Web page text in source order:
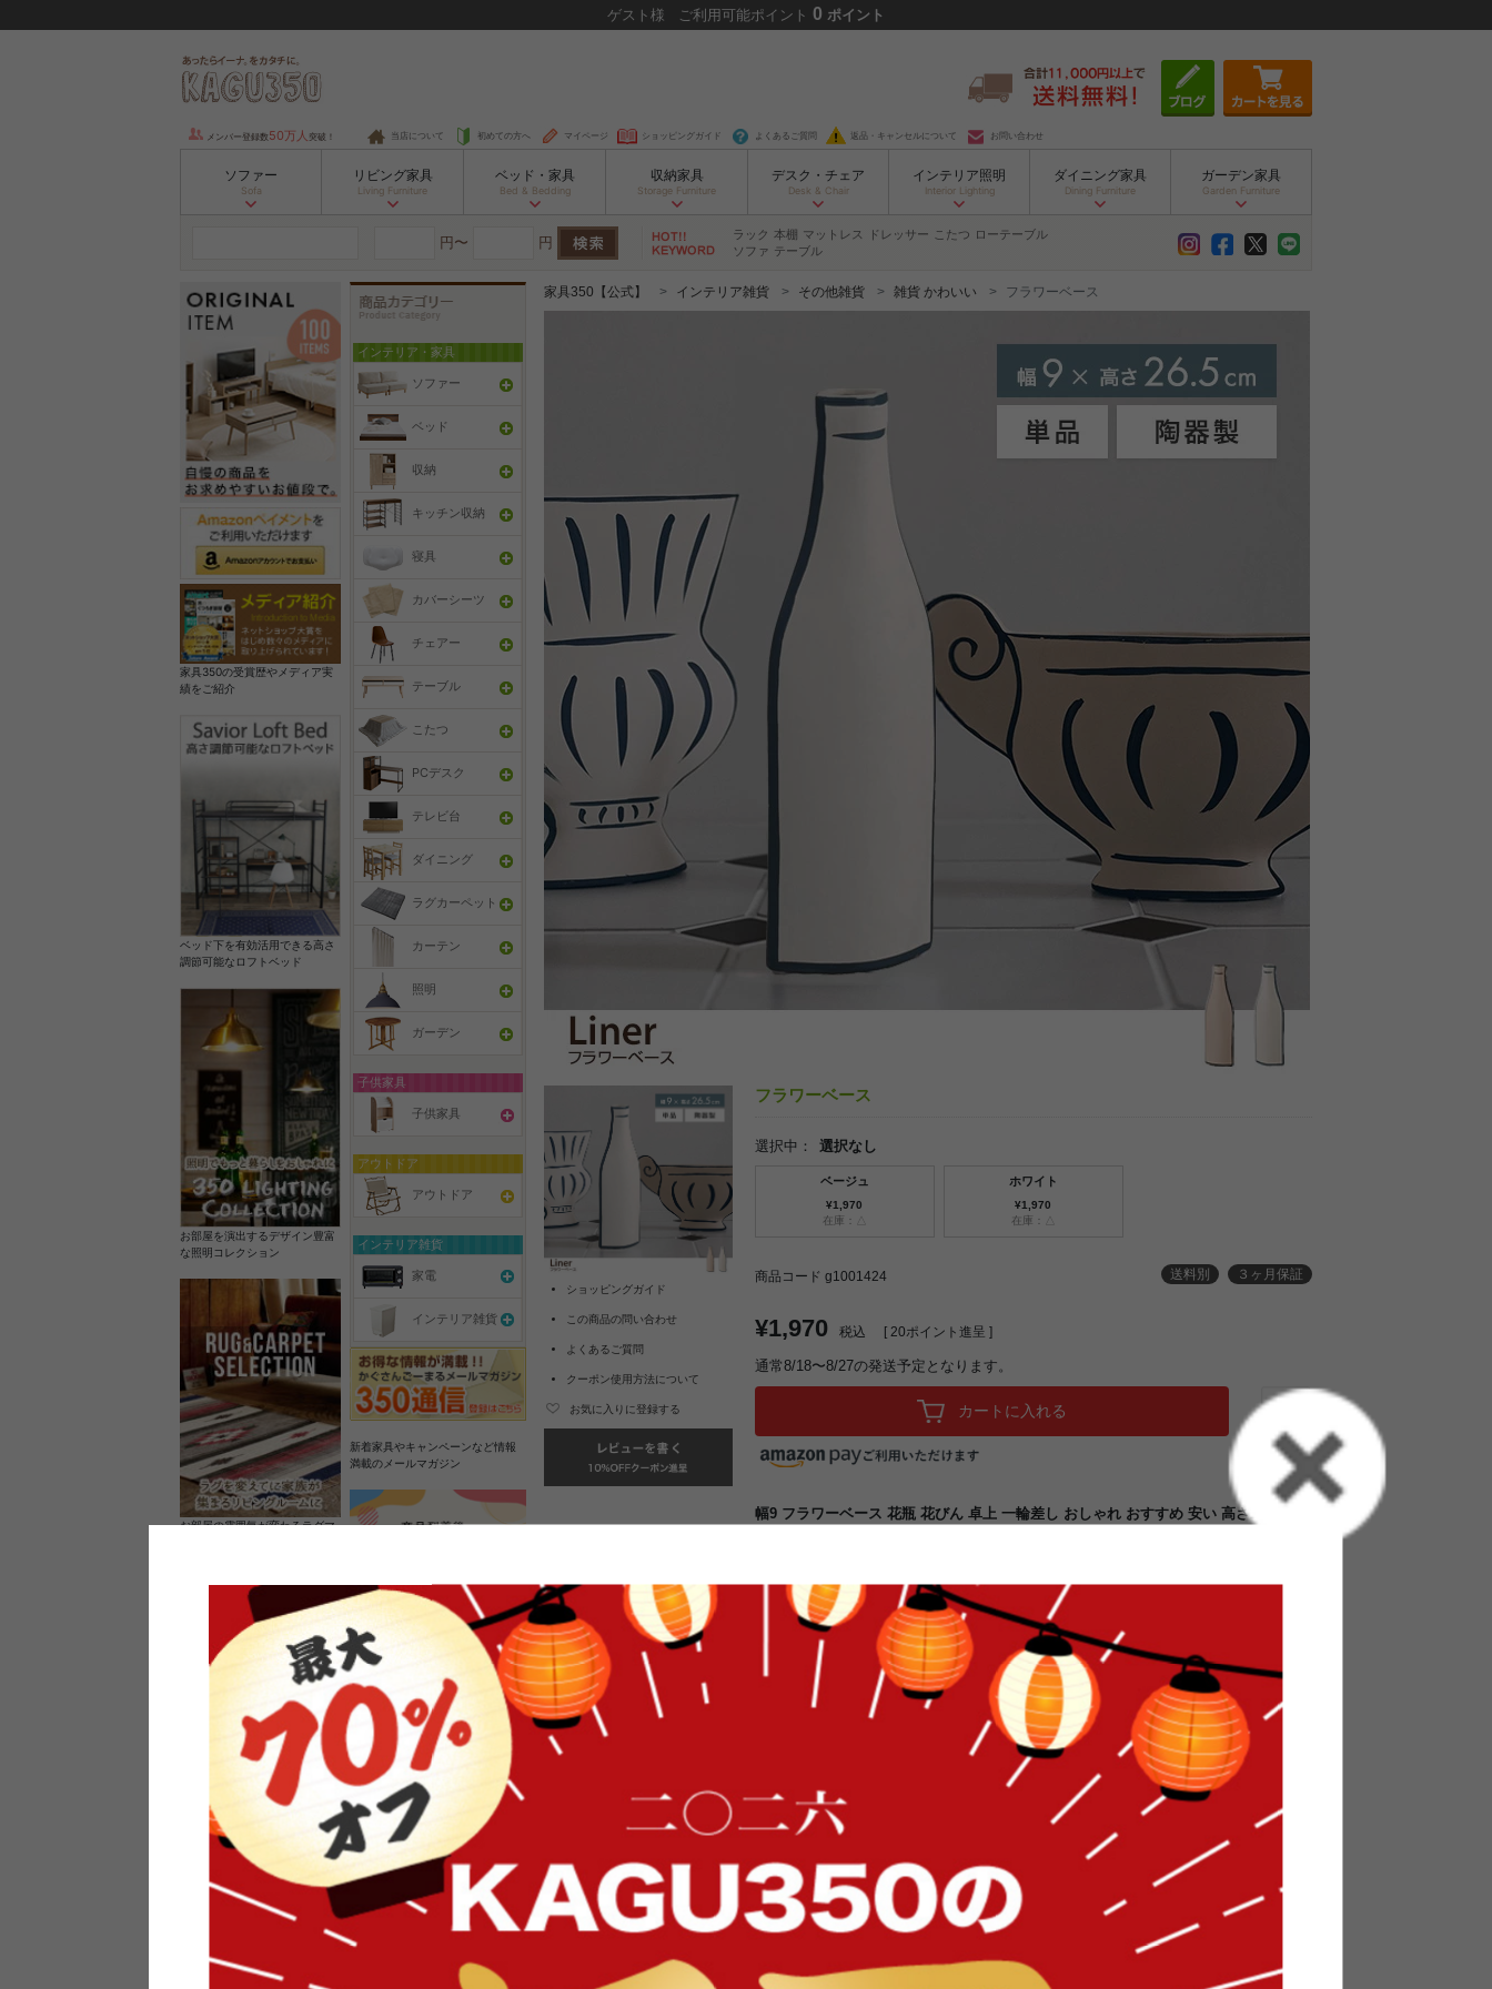
ゲスト 様 ご利用可能ポイント 0 ポイント
メンバー登録数 50万人 突破！ 当店について 初めての方へ マイページ ショッピングガイド よくあるご質問 返品・キャンセルについて お問い合わせ
ソファー
Sofa
リビング家具
Living Furniture
ベッド・家具
Bed & Bedding
収納家具
Storage Furniture
デスク・チェア
Desk & Chair
インテリア照明
Interior Lighting
ダイニング家具
Dining Furniture
ガーデン家具
Garden Furniture
円〜 円 ラック 本棚 マットレス ドレッサー こたつ ローテーブル
ソファ テーブル
家具350の受賞歴やメディア実
績をご紹介
ベッド下を有効活用できる高さ
調節可能なロフトベッド
お部屋を演出するデザイン豊富
な照明コレクション
お部屋の雰囲気が変わるラグマ
素材の良さを活かしたウッドソ
ケットのペンダントライト
インフォメーション
よくあるご質問
インテリア・家具
ソファー
ベッド
収納
キッチン収納
寝具
カバーシーツ
チェアー
テーブル
こたつ
PCデスク
テレビ台
ダイニング
ラグカーペット
カーテン
照明
ガーデン
子供家具
子供家具
アウトドア
アウトドア
インテリア雑貨
家電
インテリア雑貨
新着家具やキャンペーンなど情報
満載のメールマガジン
家具のレビューを書くと10%OFFク
ーポンプレゼント
オフィスやモデルハウスなどイン
家具350【公式】 インテリア雑貨 その他雑貨 雑貨 かわいい フラワーベース
ショッピングガイド
この商品の問い合わせ
よくあるご質問
クーポン使用方法について
お気に入りに登録する
フラワーベース
選択中： 選択なし
ベージュ
¥1,970
在庫：△
ホワイト
¥1,970
在庫：△
商品コード g1001424 送料別 ３ヶ月保証
¥1,970 税込 [ 20ポイント進呈 ]
通常8/18〜8/27の発送予定となります。
カートに入れる
幅9 フラワーベース 花瓶 花びん 卓上 一輪差し おしゃれ おすすめ 安い 高さ26.5 2D
2Dアートのような平面的デザインが目を引くフラワーベース。線画のようなグラフィ
カルなラインが映え、ナチュラル・和モダン・北欧インテリアに心地よくなじむ陶器
の花瓶です。マットな質感がやさしい温もりを添え、空間にさりげないアクセントを
プラス。花びんとしてはもちろん、一輪挿しやオブジェとして飾るだけでも洗練され
た雰囲気を演出します。